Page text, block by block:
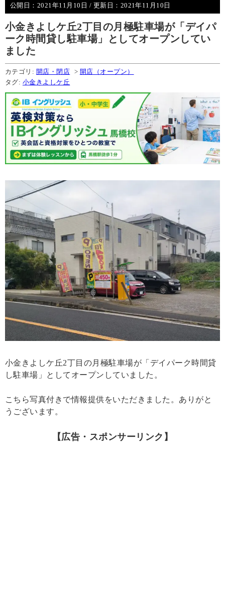
公開日： 2021年11月10日 / 更新日： 2021年11月10日
小金きよしケ丘2丁目の月極駐車場が「デイパ
ーク時間貸し駐車場」としてオープンしてい
ました
カテゴリ: 開店・閉店 > 開店（オープン）
タグ: 小金きよしケ丘
小金きよしケ丘2丁目の月極駐車場が「デイパーク時間貸
し駐車場」としてオープンしていました。
こちら写真付きで情報提供をいただきました。ありがと
うございます。
【広告・スポンサーリンク】